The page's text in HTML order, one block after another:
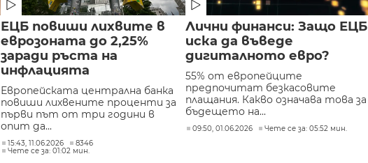
ЕЦБ повиши лихвите в
еврозоната до 2,25%
заради ръста на
инфлацията
Европейската централна банка
повиши лихвените проценти за
първи път от три години в
опит да...
15:43, 11.06.2026
8346
Чете се за: 01:02 мин.
Лични финанси: Защо ЕЦБ
иска да въведе
дигиталното евро?
55% от европейците
предпочитат безкасовите
плащания. Какво означава това за
бъдещето на...
09:50, 01.06.2026 Чете се за: 05:52 мин.